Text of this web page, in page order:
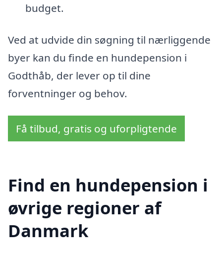
budget.
Ved at udvide din søgning til nærliggende
byer kan du finde en hundepension i
Godthåb, der lever op til dine
forventninger og behov.
Få tilbud, gratis og uforpligtende
Find en hundepension i
øvrige regioner af
Danmark